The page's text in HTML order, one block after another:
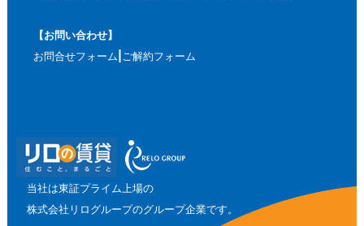
【お問い合わせ】
お問合せフォーム ご解約フォーム
当社は東証プライム上場の
株式会社リログループのグループ企業です。